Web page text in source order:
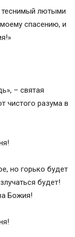
теснимый лютыми
спасению, и
– святая
чистого разума в
но горько будет
будет!
Божия!